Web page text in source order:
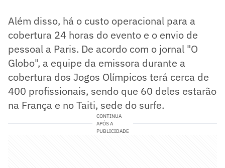
Além disso, há o custo operacional para a
cobertura 24 horas do evento e o envio de
pessoal a Paris. De acordo com o jornal "O
Globo", a equipe da emissora durante a
cobertura dos Jogos Olímpicos terá cerca de
400 profissionais, sendo que 60 deles estarão
na França e no Taiti, sede do surfe.
CONTINUA
APÓS A
PUBLICIDADE